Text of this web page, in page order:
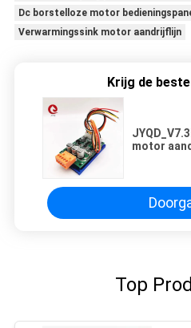
Dc borstelloze motor
Verwarmingssink motor aandrijflijn
Krijg de
motor
Top